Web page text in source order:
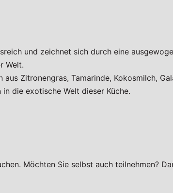
und zeichnet sich durch eine
Welt.
Zitronengras, Tamarinde, Kokosmilch,
die exotische Welt dieser Küche.
Möchten Sie selbst auch teilnehmen?